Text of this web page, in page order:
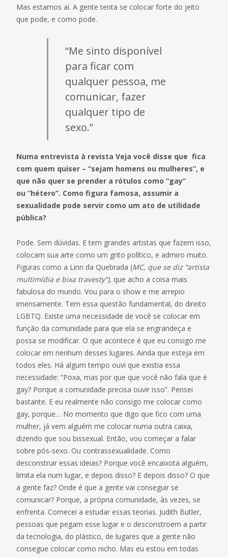
Mas estamos aí. A gente tenta se colocar forte do jeito
que pode, e como pode.
“Me sinto disponível
para ficar com
qualquer pessoa, me
comunicar, fazer
qualquer tipo de
sexo.”
Numa entrevista à revista Veja você disse que fica
com quem quiser – “sejam homens ou mulheres”, e
que não quer se prender a rótulos como “gay”
ou “hétero”. Como figura famosa, assumir a
sexualidade pode servir como um ato de utilidade
pública?
Pode. Sem dúvidas. E tem grandes artistas que fazem isso,
colocam sua arte como um grito político, e admiro muito.
Figuras como a Linn da Quebrada (MC, que se diz “artista
multimídia e bixa travesty”), que acho a coisa mais
fabulosa do mundo. Vou para o show e me arrepio
imensamente. Tem essa questão fundamental, do direito
LGBTQ. Existe uma necessidade de você se colocar em
função da comunidade para que ela se engrandeça e
possa se modificar. O que acontece é que eu consigo me
colocar em nenhum desses lugares. Ainda que esteja em
todos eles. Há algum tempo ouvi que existia essa
necessidade: “Poxa, mas por que que você não fala que é
gay? Porque a comunidade precisa ouvir isso”. Pensei
bastante. E eu realmente não consigo me colocar como
gay, porque… No momento que digo que fico com uma
mulher, já vem alguém me colocar numa outra caixa,
dizendo que sou bissexual. Então, vou começar a falar
sobre pós-sexo. Ou contrassexualidade. Como
desconstruir essas ideias? Porque você encaixota alguém,
limita ela num lugar, e depois disso? E depois disso? O que
a gente faz? Onde é que a gente vai conseguir se
comunicar? Porque, a própria comunidade, às vezes, se
enfrenta. Comecei a estudar essas teorias. Judith Butler,
pessoas que pegam esse lugar e o desconstroem a partir
da tecnologia, do plástico, de lugares que a gente não
consegue colocar como nicho. Mas eu estou em todas